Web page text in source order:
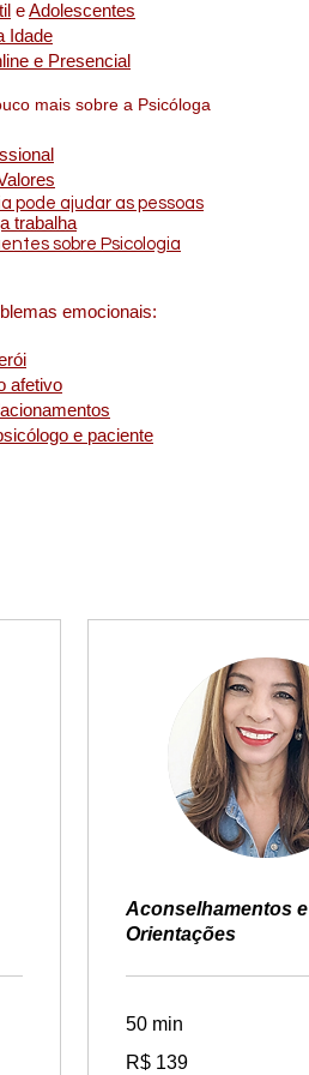
Psicóloga SP
eAdolescentes
Idade
e Presencial
mais sobre a Psicóloga
pode ajudar as pessoas
trabalha
sobre Psicologia
emocionais:
afetivo
e paciente
Aconselhamentos e
Orientações
50 min
139
Reais
R$ 139